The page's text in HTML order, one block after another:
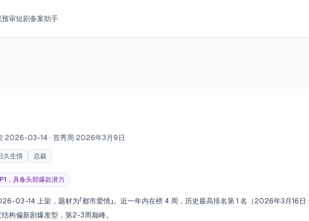
预审短剧备案助手
2026-03-14 · 首秀周 2026年3月9日
久生情 总裁
，具备头部爆款潜力
03-14 上架，题材为「都市爱情」。近一年内在榜 4 周，历史最高排名第 1 名（2026年3月16
构偏新剧爆发型，第2-3周巅峰。